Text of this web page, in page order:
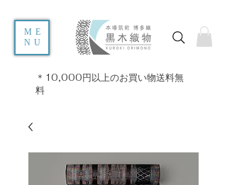
ME
NU
＊10,000円以上のお買い物送料無
料